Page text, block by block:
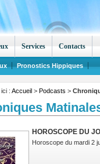
: Accueil > Podcasts >
HOROSCOPE DU
Horoscope du mardi 2
Services Contacts
Pronostics Hippiques